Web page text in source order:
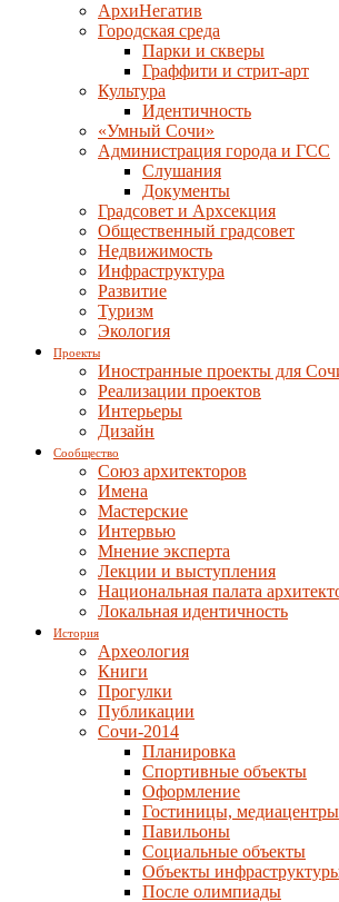
АрхиНегатив
Городская среда
Парки и скверы
Граффити и стрит-арт
Культура
Идентичность
«Умный Сочи»
Администрация города и ГСС
Слушания
Документы
Градсовет и Архсекция
Общественный градсовет
Недвижимость
Инфраструктура
Развитие
Туризм
Экология
Проекты
Иностранные проекты для
Реализации проектов
Интерьеры
Дизайн
Сообщество
Союз архитекторов
Имена
Мастерские
Интервью
Мнение эксперта
Лекции и выступления
Национальная палата
Локальная идентичность
История
Археология
Книги
Прогулки
Публикации
Сочи-2014
Планировка
Спортивные объекты
Оформление
Гостиницы,
Павильоны
Социальные объекты
Объекты
После олимпиады